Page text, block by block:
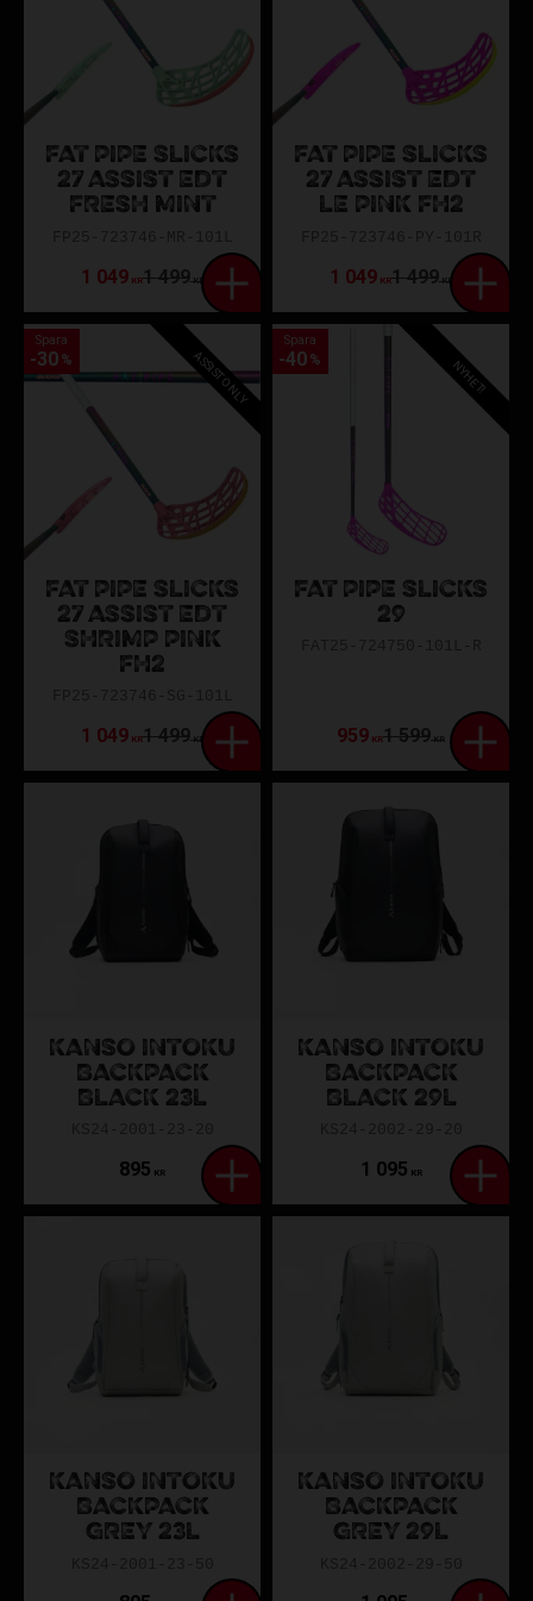
FAT PIPE SLICKS
27 ASSIST EDT
FRESH MINT
1 049KR1 499KR
FAT PIPE SLICKS
27 ASSIST EDT
LE PINK FH2
1 049KR1 499KR
FAT PIPE SLICKS
27 ASSIST EDT
SHRIMP PINK
FH2
1 049KR1 499KR
Spara
30 % ASSIST ONLY
FAT PIPE SLICKS
29
959 KR1 599KR
Spara
40 % NYHET!
KANSO INTOKU
BACKPACK
BLACK 23L
895 KR
KANSO INTOKU
BACKPACK
BLACK 29L
1 095 KR
KANSO INTOKU
BACKPACK
GREY 23L
KANSO INTOKU
BACKPACK
GREY 29L